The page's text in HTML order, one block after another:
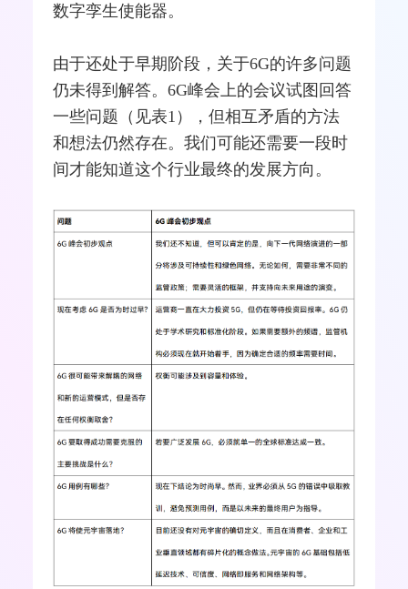
数字孪生使能器。
由于还处于早期阶段，关于6G的许多问题
仍未得到解答。6G峰会上的会议试图回答
一些问题（见表1），但相互矛盾的方法
和想法仍然存在。我们可能还需要一段时
间才能知道这个行业最终的发展方向。